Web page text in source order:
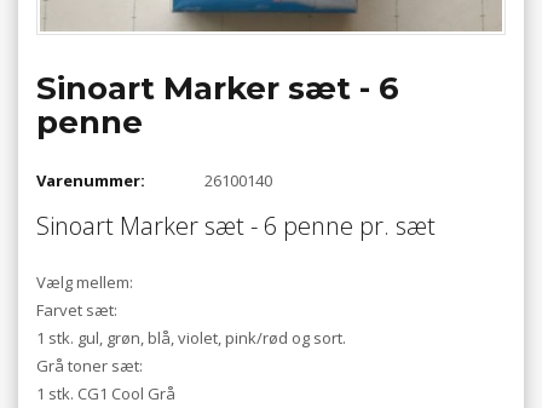
Sinoart Marker sæt - 6
penne
Varenummer: 26100140
Sinoart Marker sæt - 6 penne pr. sæt
Vælg mellem:
Farvet sæt:
1 stk. gul, grøn, blå, violet, pink/rød og sort.
Grå toner sæt:
1 stk. CG1 Cool Grå